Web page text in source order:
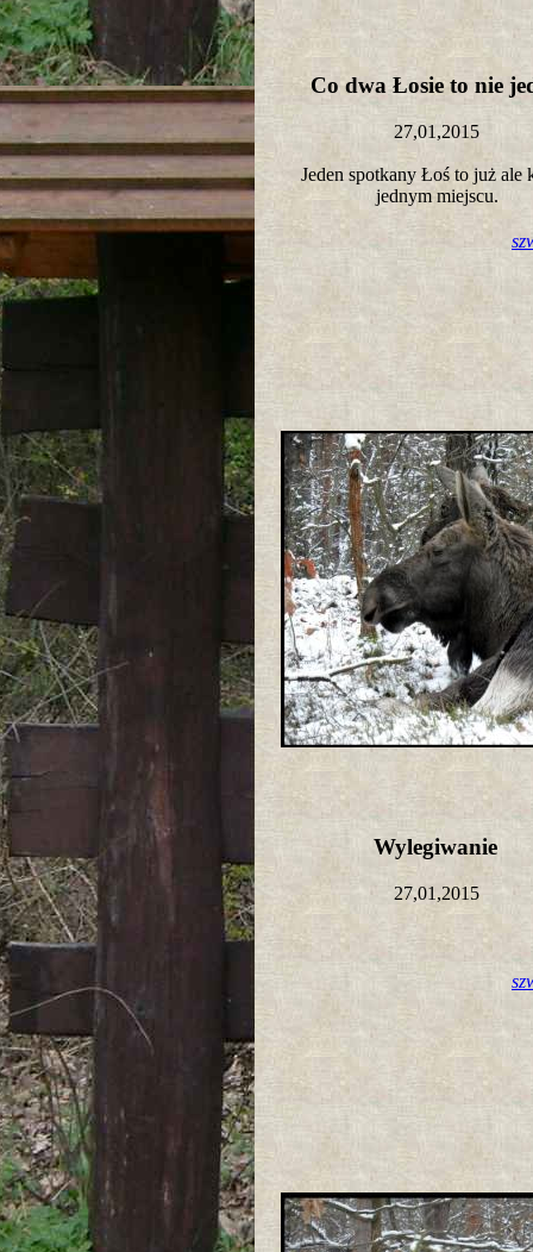
Co dwa Łosie to nie
27,01,2015
Jeden spotkany Łoś to już ale
jednym miejscu.
Wylegiwanie
27,01,2015